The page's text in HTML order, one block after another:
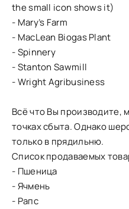
the small icon shows it)
- Mary’s Farm
- MacLean Biogas Plant
- Spinnery
- Stanton Sawmill
- Wright Agribusiness
Всё что Вы производите,
точках сбыта. Однако
только в прядильню.
Список продаваемых
- Пшеница
- Ячмень
- Рапс